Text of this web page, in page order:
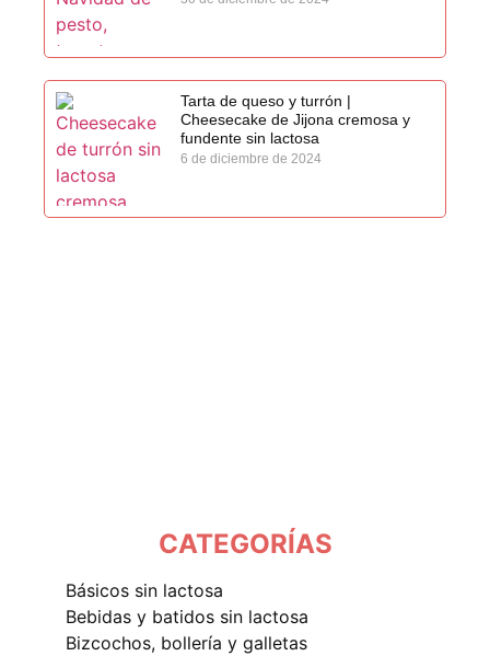
Tarta de queso y turrón |
Cheesecake de Jijona cremosa y
fundente sin lactosa
6 de diciembre de 2024
CATEGORÍAS
básicos sin lactosa
bebidas y batidos sin lactosa
bizcochos, bollería y galletas